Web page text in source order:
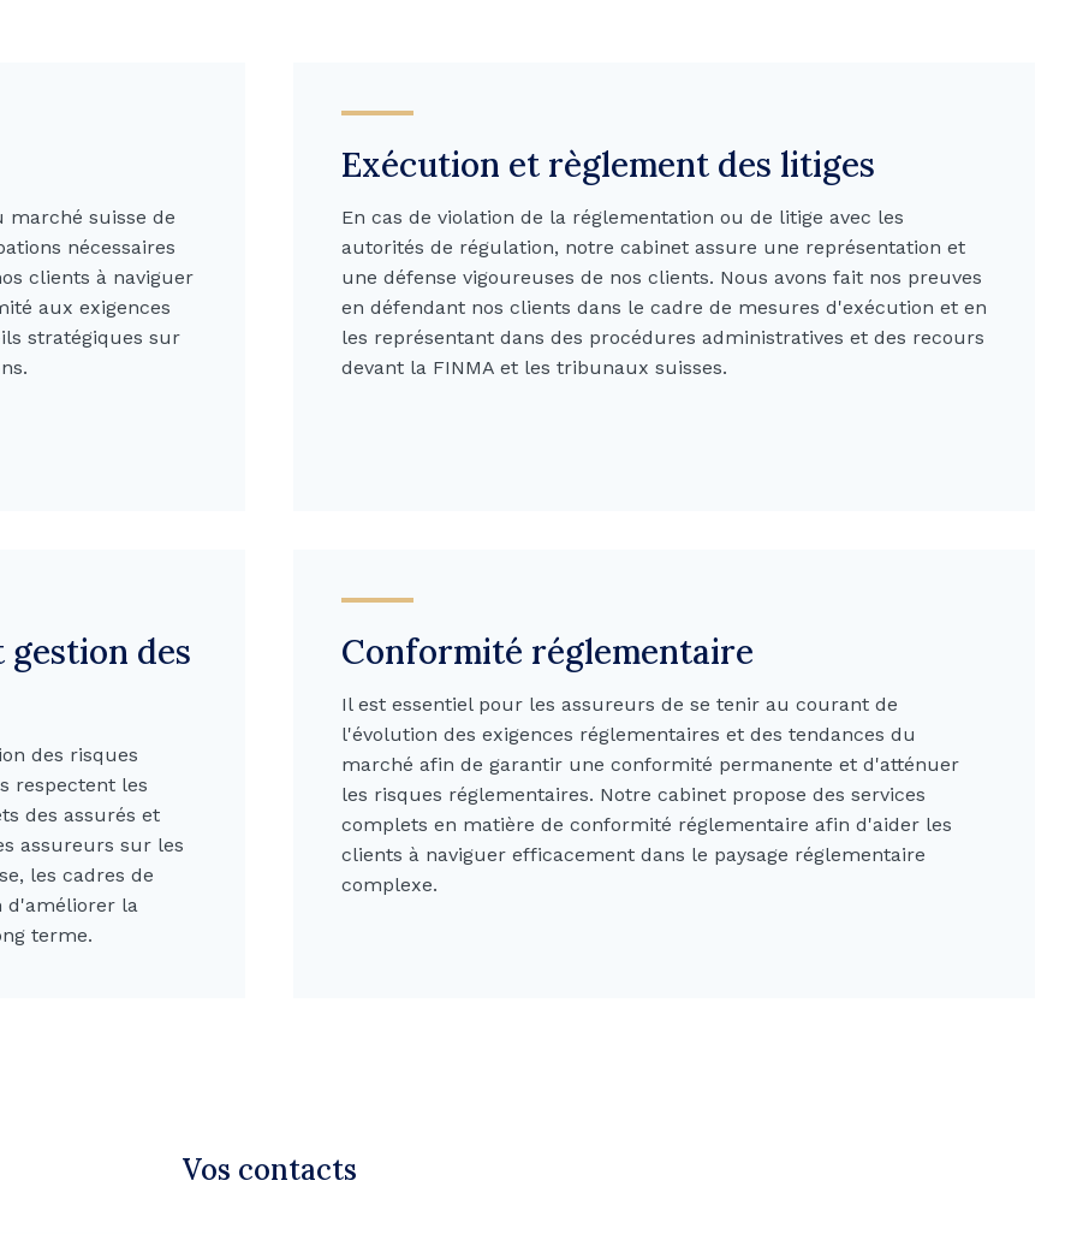
marché suisse de
nécessaires
clients à naviguer
aux exigences
stratégiques sur
Exécution et règlement des litiges
En cas de violation de la réglementation ou de litige avec les
autorités de régulation, notre cabinet assure une représentation et
une défense vigoureuses de nos clients. Nous avons fait nos preuves
en défendant nos clients dans le cadre de mesures d'exécution et en
les représentant dans des procédures administratives et des recours
devant la FINMA et les tribunaux suisses.
des
des risques
respectent les
des assurés et
assureurs sur les
les cadres de
d'améliorer la
terme.
Conformité réglementaire
Il est essentiel pour les assureurs de se tenir au courant de
l'évolution des exigences réglementaires et des tendances du
marché afin de garantir une conformité permanente et d'atténuer
les risques réglementaires. Notre cabinet propose des services
complets en matière de conformité réglementaire afin d'aider les
clients à naviguer efficacement dans le paysage réglementaire
complexe.
Vos contacts